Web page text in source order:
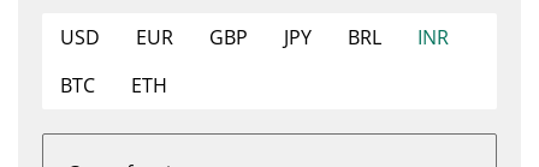
USD EUR GBP JPY BRL
INR
BTC
ETH